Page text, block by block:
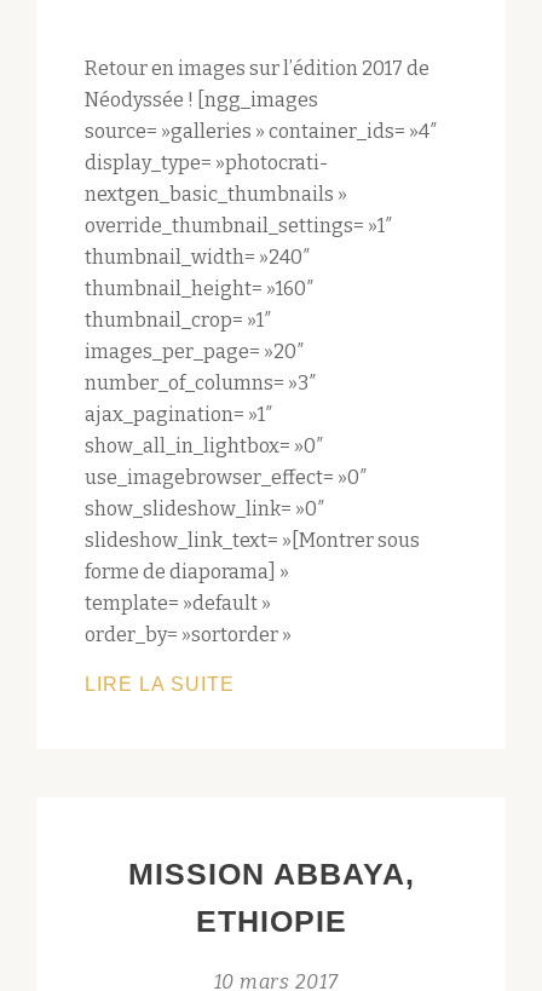
Retour en images sur l’édition 2017 de
Néodyssée ! [ngg_images
source= »galleries » container_ids= »4″
display_type= »photocrati-
nextgen_basic_thumbnails »
override_thumbnail_settings= »1″
thumbnail_width= »240″
thumbnail_height= »160″
thumbnail_crop= »1″
images_per_page= »20″
number_of_columns= »3″
ajax_pagination= »1″
show_all_in_lightbox= »0″
use_imagebrowser_effect= »0″
show_slideshow_link= »0″
slideshow_link_text= »[Montrer sous
forme de diaporama] »
template= »default »
order_by= »sortorder »
LIRE LA SUITE
MISSION ABBAYA,
ETHIOPIE
10 mars 2017